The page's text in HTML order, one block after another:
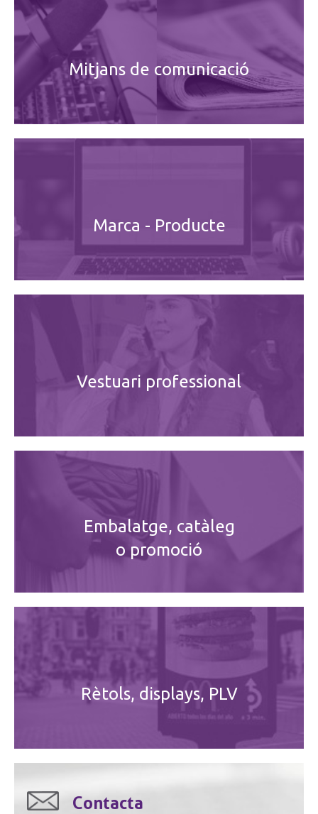
Contacta
Mitjans de comunicació
Marca - Producte
Vestuari professional
Embalatge, catàleg
o promoció
Rètols, displays, PLV